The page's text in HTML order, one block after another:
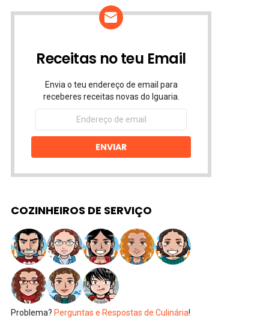
Receitas no teu Email
Envia o teu endereço de email para
receberes receitas novas do Iguaria.
Endereço
email
ENVIAR
COZINHEIROS DE SERVIÇO
Problema? Perguntas e Respostas de Culinária!